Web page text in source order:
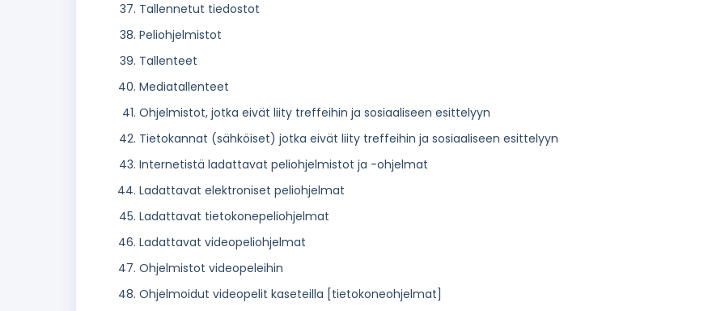
Tallennetut tiedostot
Peliohjelmistot
Tallenteet
Mediatallenteet
Ohjelmistot, jotka eivät liity treffeihin ja sosiaaliseen esittelyyn
Tietokannat (sähköiset) jotka eivät liity treffeihin ja sosiaaliseen esittelyyn
Internetistä ladattavat peliohjelmistot ja -ohjelmat
Ladattavat elektroniset peliohjelmat
Ladattavat tietokonepeliohjelmat
Ladattavat videopeliohjelmat
Ohjelmistot videopeleihin
Ohjelmoidut videopelit kaseteilla [tietokoneohjelmat]